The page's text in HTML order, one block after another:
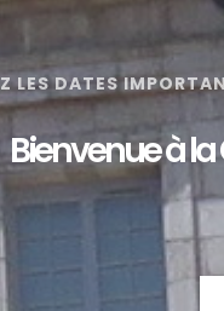
LES DATES
Bienvenue à la